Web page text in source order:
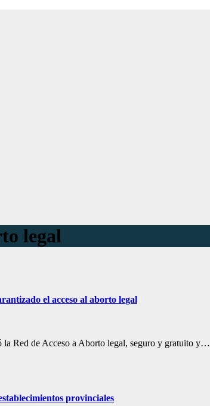
legal
el acceso al aborto legal
Red de Acceso a Aborto legal, seguro y gratuito y…
provinciales